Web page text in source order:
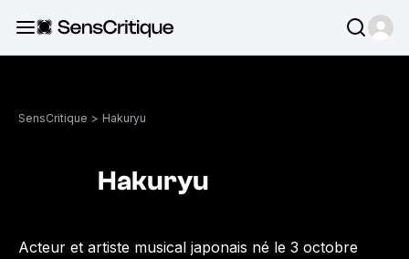
SensCritique > Hakuryu
Hakuryu
Acteur et artiste musical japonais né le 3 octobre